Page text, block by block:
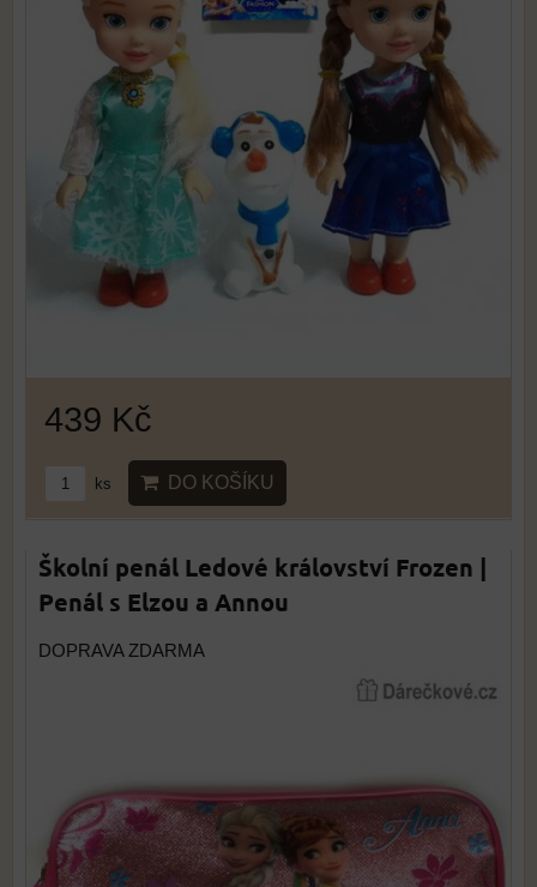
439 Kč
ks DO KOŠÍKU
Školní penál Ledové království Frozen |
Penál s Elzou a Annou
DOPRAVA ZDARMA